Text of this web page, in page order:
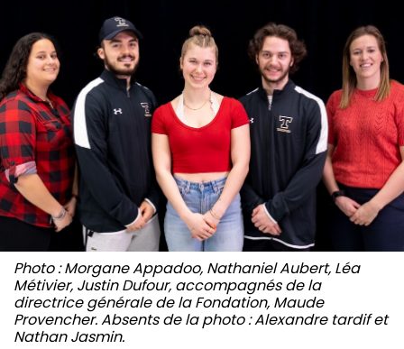
Photo : Morgane Appadoo, Nathaniel Aubert, Léa
Métivier, Justin Dufour, accompagnés de la
directrice générale de la Fondation, Maude
Provencher. Absents de la photo : Alexandre tardif et
Nathan Jasmin.